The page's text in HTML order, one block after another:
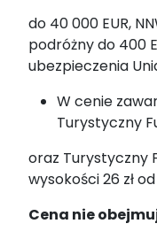
do 40 000 EUR,
podróżny do 400
ubezpieczenia
W cenie
Turystyczny
oraz Turystyczny
wysokości 26 zł
Cena nie